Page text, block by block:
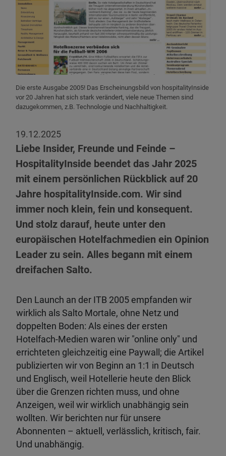
Die erste Ausgabe 2005! Das Erscheinungsbild von hospitalityInside
vor 20 Jahren hat sich stark verändert, viele neue Themen sind
dazugekommen, z.B. Technologie und Nachhaltigkeit.
19.12.2025
Liebe Insider, Freunde und Feinde –
HospitalityInside beendet das Jahr 2025
mit einem persönlichen Rückblick auf 20
Jahre hospitalityInside.com. Wir sind
immer noch klein, fein und konsequent.
Und stolz darauf, heute unter den
europäischen Hotelfachmedien ein Opinion
Leader zu sein. Alles begann mit einem
dreifachen Salto.
Den Launch an der ITB 2005 empfanden wir
wirklich als Salto Mortale, ohne Netz und
doppelten Boden: Als eines der ersten
Hotelfach-Medien waren wir "online only" und
errichteten gleichzeitig eine Paywall; die Artikel
publizierten wir von Beginn an 1:1 in Deutsch
und Englisch, weil Hotellerie heute den Blick
über die Grenzen richten muss, und ohne
Anzeigen, weil wir wirklich unabhängig sein
wollten. Wir berichten nur für unsere
Abonnenten – aktuell, verlässlich, kritisch, fair.
Und unabhängig.